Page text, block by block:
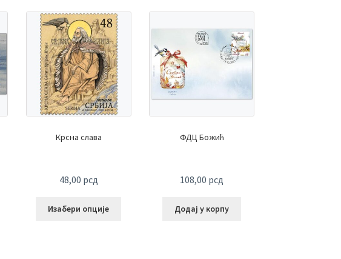
Крсна слава
48,00 рсд
Изабери опције
ФДЦ Божић
108,00 рсд
Додај у корпу